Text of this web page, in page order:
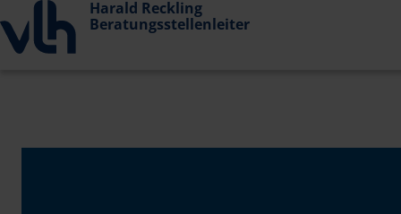
Harald Reckling
Beratungsstellenleiter